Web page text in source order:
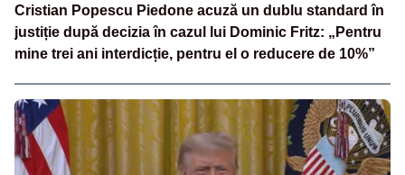
Cristian Popescu Piedone acuză un dublu standard în
justiție după decizia în cazul lui Dominic Fritz: „Pentru
mine trei ani interdicție, pentru el o reducere de 10%”